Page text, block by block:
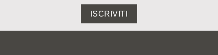
ISCRIVITI